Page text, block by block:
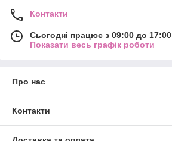
Контакти
Сьогодні працює з 09:00 до 17:00
Показати весь графік роботи
Про нас
Контакти